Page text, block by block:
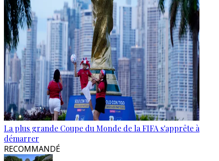
La plus grande Coupe du Monde de la FIFA s'apprête à
démarrer
RECOMMANDÉ